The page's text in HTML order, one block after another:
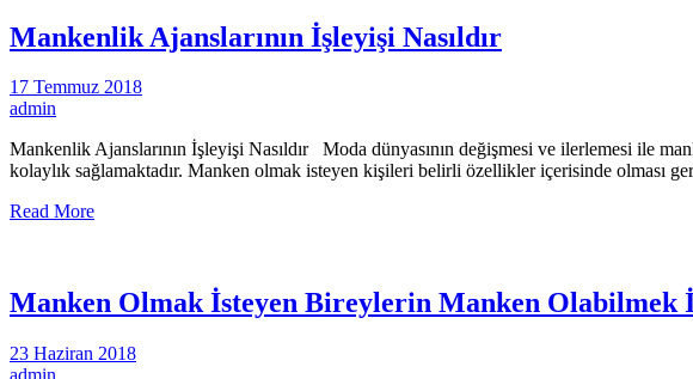
Mankenlik Ajanslarının İşleyişi Nasıldır
17 Temmuz 2018
admin
Mankenlik Ajanslarının İşleyişi Nasıldır Moda dünyasının değişmesi ve ilerlemesi ile
kolaylık sağlamaktadır. Manken olmak isteyen kişileri belirli özellikler içerisinde olması
Read More
Manken Olmak İsteyen Bireylerin Manken Olabilmek
23 Haziran 2018